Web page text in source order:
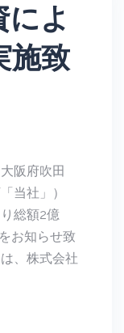
よ
施致
阪府吹田
当社」）
総額2億
お知らせ致
、株式会社